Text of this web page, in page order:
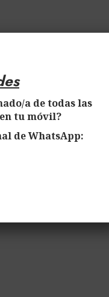
a de todas las
tu móvil?
de WhatsApp: